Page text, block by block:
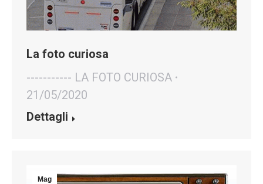
La foto curiosa
----------- LA FOTO CURIOSA
21/05/2020
Dettagli
Mag